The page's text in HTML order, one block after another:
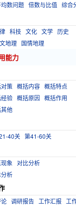
数问题 倍数与比值 综合
科技 文化 文学 历史
地理 国情地理
能力
策 概括内容 概括特点
验 概括原因 概括作用
他
40关 第41-60关
象 对比分析
析
调研报告 工作汇报
工